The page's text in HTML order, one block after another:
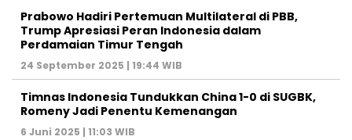
Prabowo Hadiri Pertemuan Multilateral di PBB,
Trump Apresiasi Peran Indonesia dalam
Perdamaian Timur Tengah
24 September 2025 | 19:44 WIB
Timnas Indonesia Tundukkan China 1-0 di SUGBK,
Romeny Jadi Penentu Kemenangan
6 Juni 2025 | 11:03 WIB